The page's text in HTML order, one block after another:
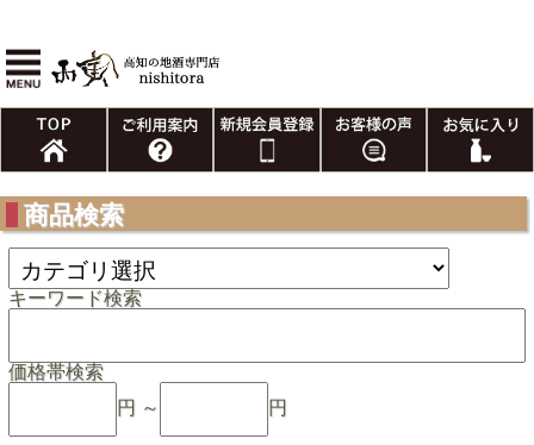
商品検索
キーワード検索
価格帯検索
円 ～
円